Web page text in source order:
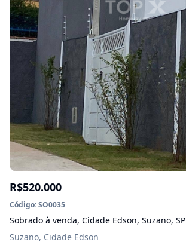
R$520.000
Código: SO0035
Sobrado à venda, Cidade Edson, Suzano, SP
Suzano, Cidade Edson